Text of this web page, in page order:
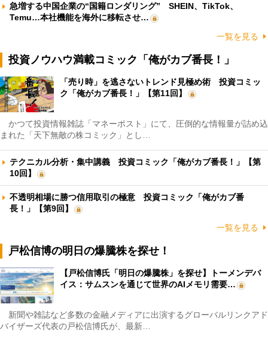
急増する中国企業の“国籍ロンダリング” SHEIN、TikTok、
Temu…本社機能を海外に移転させ…
一覧を見る
投資ノウハウ満載コミック「俺がカブ番長！」
「売り時」を逃さないトレンド見極め術 投資コミッ
ク「俺がカブ番長！」【第11回】
かつて投資情報雑誌「マネーポスト」にて、圧倒的な情報量が詰め込
まれた「天下無敵の株コミック」とし…
テクニカル分析・集中講義 投資コミック「俺がカブ番長！」【第
10回】
不透明相場に勝つ信用取引の極意 投資コミック「俺がカブ番
長！」【第9回】
一覧を見る
戸松信博の明日の爆騰株を探せ！
【戸松信博氏「明日の爆騰株」を探せ】トーメンデバ
イス：サムスンを通じて世界のAIメモリ需要…
新聞や雑誌など多数の金融メディアに出演するグローバルリンクアド
バイザーズ代表の戸松信博氏が、最新…